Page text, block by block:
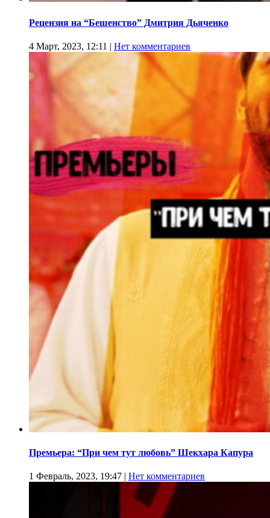
Рецензия на “Бешенство” Дмитрия Дьяченко
4 Март, 2023, 12:11 | Нет комментариев
Премьера: “При чем тут любовь” Шекхара Капура
1 Февраль, 2023, 19:47 | Нет комментариев